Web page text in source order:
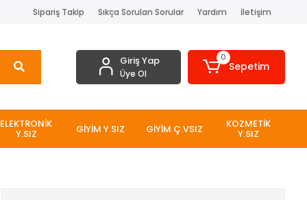
Sipariş Takip Sıkça Sorulan Sorular Yardım İletişim
Giriş Yap
Üye Ol
0
Sepetim
ELEKTRONİK
Y.SIZ GİYİM Y.SIZ GİYİM Ç.VSIZ KOZMETİK
Y.SIZ